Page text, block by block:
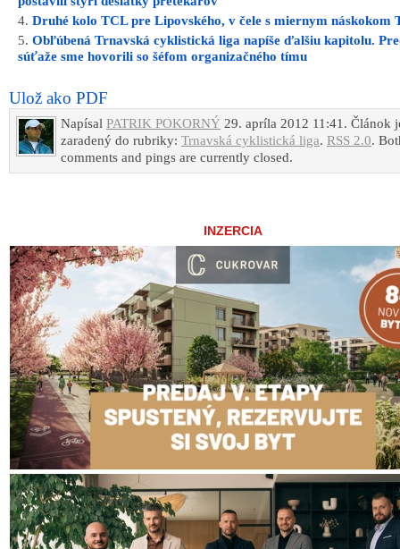
Druhé kolo TCL pre Lipovského, v čele s miernym náskokom
Obľúbená Trnavská cyklistická liga napíše ďalšiu kapitolu.
súťaže sme hovorili so šéfom organizačného tímu
Ulož ako PDF
Napísal PATRIK POKORNÝ 29. apríla 2012 11:41. Článok
zaradený do rubriky: Trnavská cyklistická liga. RSS 2.0.
comments and pings are currently closed.
INZERCIA